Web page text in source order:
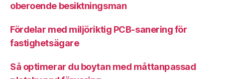
oberoende besiktningsman
Fördelar med miljöriktig PCB-sanering för
fastighetsägare
Så optimerar du boytan med måttanpassad